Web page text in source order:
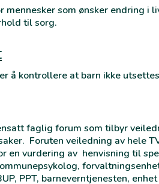
mennesker som ønsker endring i
til sorg.
å kontrollere at barn ikke
faglig forum som tilbyr
Foruten veiledning av hele
en vurdering av henvisning til
PPT, barneverntjenesten,